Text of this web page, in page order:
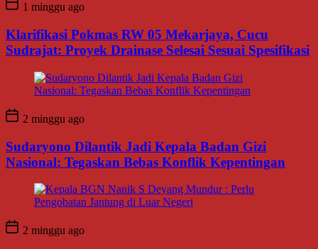
1 minggu ago
Klarifikasi Pokmas RW 05 Mekarjaya, Cucu
Sudrajat: Proyek Drainase Selesai Sesuai Spesifikasi
2 minggu ago
Sudaryono Dilantik Jadi Kepala Badan Gizi
Nasional: Tegaskan Bebas Konflik Kepentingan
2 minggu ago